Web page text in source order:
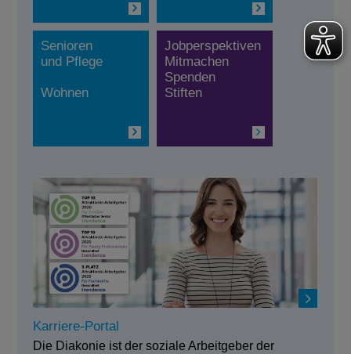
Senioren
und Pflege
Wohnen
Jobperspektiven
Mitmachen
Spenden
Stiften
Karriere-Portal
Die Diakonie ist der soziale Arbeitgeber der